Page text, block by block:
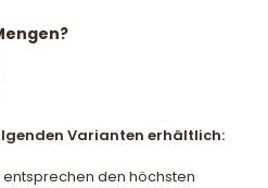
Varianten erhältlich:
den höchsten